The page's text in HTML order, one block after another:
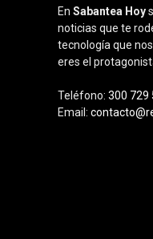
En Sabantea Hoy
noticias que te
tecnología que
eres el
Teléfono: 300 729
Email: